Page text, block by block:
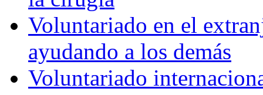
Voluntariado en el
ayudando a los demás
Voluntariado